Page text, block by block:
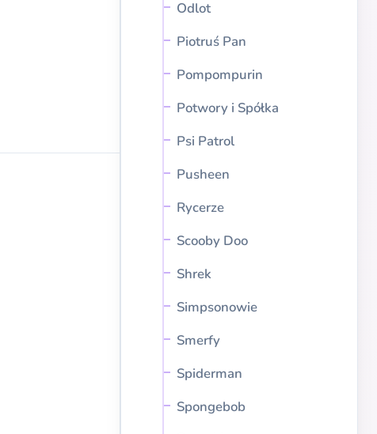
Odlot
Piotruś Pan
Pompompurin
Potwory i Spółka
Psi Patrol
Pusheen
Rycerze
Scooby Doo
Shrek
Simpsonowie
Smerfy
Spiderman
Spongebob